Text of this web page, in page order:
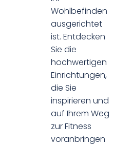
Wohlbefinden
ausgerichtet
ist. Entdecken
Sie die
hochwertigen
Einrichtungen,
die Sie
inspirieren und
auf Ihrem Weg
zur Fitness
voranbringen